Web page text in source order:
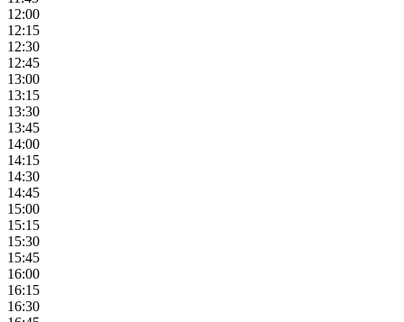
12:00
12:15
12:30
12:45
13:00
13:15
13:30
13:45
14:00
14:15
14:30
14:45
15:00
15:15
15:30
15:45
16:00
16:15
16:30